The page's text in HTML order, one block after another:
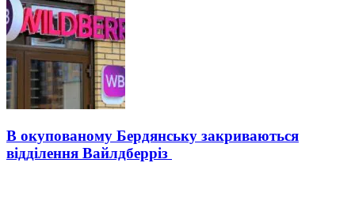
В окупованому Бердянську закриваються
відділення Вайлдберріз